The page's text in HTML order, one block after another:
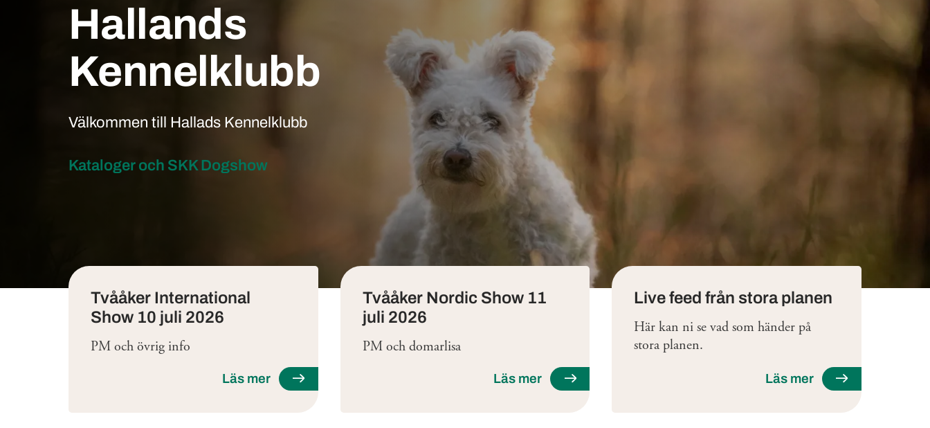
Hallands
Kennelklubb
Välkommen till Hallads Kennelklubb
Kataloger och SKK Dogshow
Tjänster
Tvååker International
Show 10 juli 2026
PM och övrig info
Läs mer
Tvååker Nordic Show 11
juli 2026
PM och domarlisa
Läs mer
Live feed från stora planen
Här kan ni se vad som händer på
stora planen.
Läs mer